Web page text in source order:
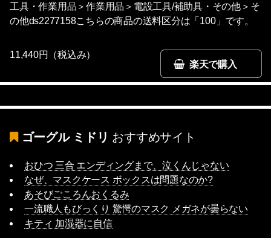
工具・作業用品＞作業用品＞電設工具/補助具・その他＞そ
の他ds2277158こちらの商品の送料区分は「100」です。
楽天で購入
11,440円（税込み）
ゴーグル ミドリ おすすめサイト
おひつ 三合 エンディングまで、泣くんじゃない
なぜ、マスクケース ボックスは問題なのか?
あそびごころんおくるみ
一流職人もびっくり 驚愕のマスク メガネが曇らない
キティ 加湿器に自信